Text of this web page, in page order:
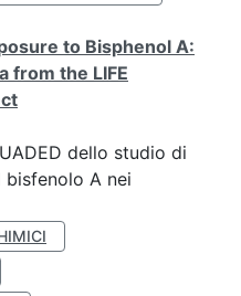
to Bisphenol A:
from the LIFE
dello studio di
A nei